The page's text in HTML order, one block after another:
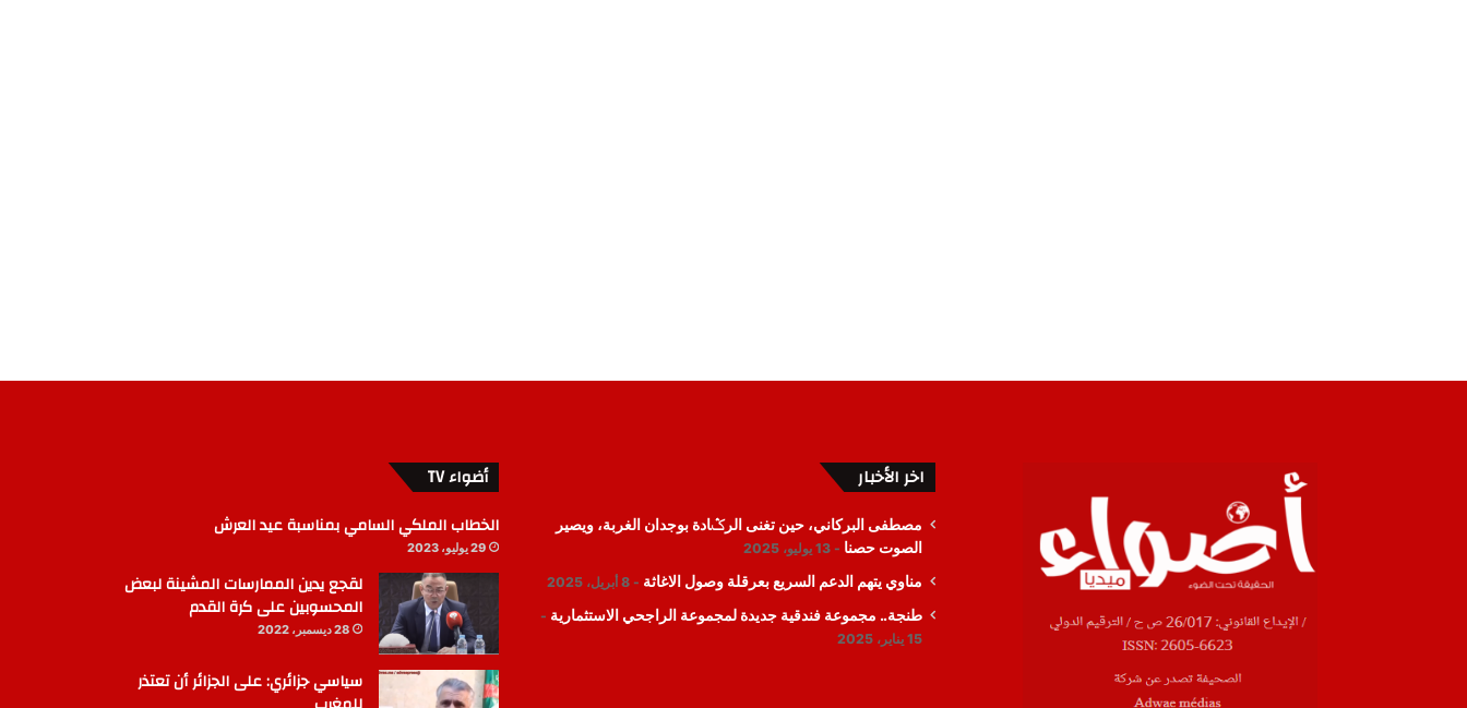
اخر الأخبار
مصطفى البركاني، حين تغنى الرݣادة بوجدان الغربة، ويصير
الصوت حصنا
13 يوليو، 2025
مناوي يتهم الدعم السريع بعرقلة وصول الاغاثة 8 أبريل، 2025
طنجة.. مجموعة فندقية جديدة لمجموعة الراجحي الاستثمارية
15 يناير، 2025
أضواء TV
الخطاب الملكي السامي بمناسبة عيد العرش
29 يوليو، 2023
لقجع يدين الممارسات المشينة لبعض
المحسوبين على كرة القدم
28 ديسمبر، 2022
سياسي جزائري: على الجزائر أن تعتذر